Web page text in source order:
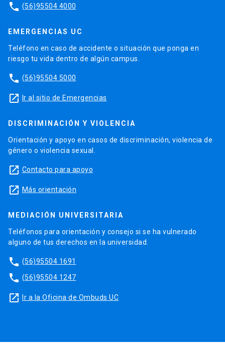
phone (56)95504 4000
EMERGENCIAS UC
Teléfono en caso de accidente o situación que ponga en
riesgo tu vida dentro de algún campus.
phone (56)95504 5000
launch Ir al sitio de Emergencias
DISCRIMINACIÓN Y VIOLENCIA
Orientación y apoyo en casos de discriminación, violencia de
género o violencia sexual.
launch Contacto para apoyo
launch Más orientación
MEDIACIÓN UNIVERSITARIA
Teléfonos para orientación y consejo si se ha vulnerado
alguno de tus derechos en la universidad.
phone (56)95504 1691
phone (56)95504 1247
launch Ir a la Oficina de Ombuds UC